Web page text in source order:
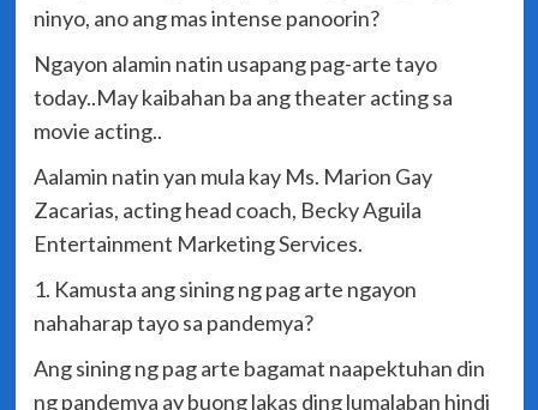
ninyo, ano ang mas intense panoorin?
Ngayon alamin natin usapang pag-arte tayo
today..May kaibahan ba ang theater acting sa
movie acting..
Aalamin natin yan mula kay Ms. Marion Gay
Zacarias, acting head coach, Becky Aguila
Entertainment Marketing Services.
1. Kamusta ang sining ng pag arte ngayon
nahaharap tayo sa pandemya?
Ang sining ng pag arte bagamat naapektuhan din
ng pandemya ay buong lakas ding lumalaban hindi